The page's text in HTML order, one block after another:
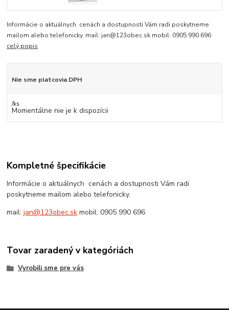
Informácie o aktuálnych cenách a dostupnosti Vám radi poskytneme
mailom alebo telefonicky. mail: jan@123obec.sk mobil: 0905 990 696
celý popis
Nie sme platcovia DPH
/ks
Momentálne nie je k dispozícii
Kompletné špecifikácie
Informácie o aktuálnych cenách a dostupnosti Vám radi
poskytneme mailom alebo telefonicky.
mail:jan@123obec.sk mobil: 0905 990 696
Tovar zaradený v kategóriách
Vyrobili sme pre vás